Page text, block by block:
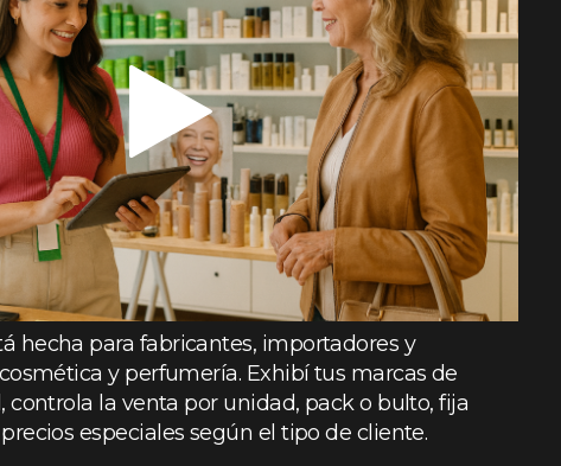
hecha para fabricantes, importadores y
y perfumería. Exhibí tus marcas de
controla la venta por unidad, pack o bulto, fija
especiales según el tipo de cliente.